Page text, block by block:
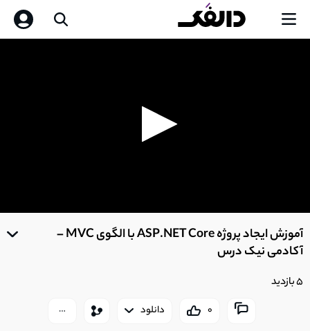
0
of
آموزش ایجاد پروژه ASP.NET Core با الگوی MVC –
آکادمی نیک درس
5 بازدید
0 دانلود